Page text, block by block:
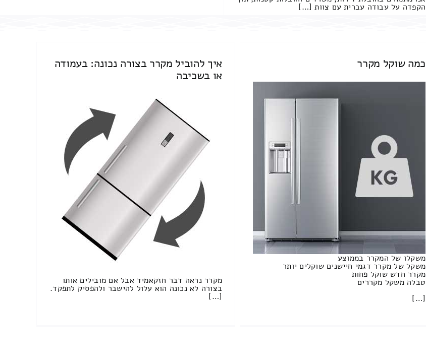
הקפדה על עבודה עברית עם צוות […]
כמה שוקל מקרר
משקלו של המקרר בממוצע
משקל של מקרר דגמי חיישנים שוקלים יותר
מקרר חדש שוקל פחות
טבלה משקל מקררים
[…]
איך להוביל מקרר בצורה נכונה: בעמודה
או בשכיבה
מקרר נראה דבר חזקאמיד אבל אם מובילים אותו
בצורה לא נכונה הוא עלול להישבר ולהפסיק לתפקד.
[…]